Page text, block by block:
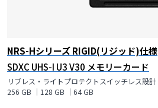
NRS-Hシリーズ RIGID(リジッド)仕様
SDXC UHS-I U3 V30 メモリーカード
リブレス・ライトプロテクトスイッチレス設計
256 GB ｜128 GB ｜64 GB